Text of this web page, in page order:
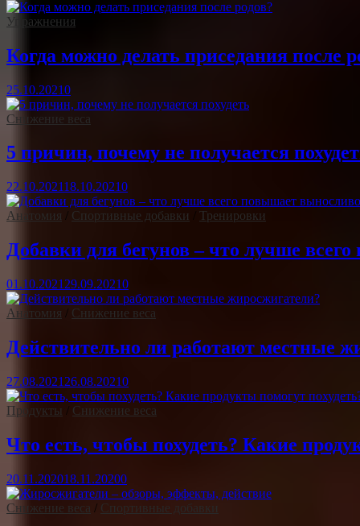
Упражнения
Когда можно делать приседания после
25.10.20210
Снижение веса
5 причин, почему не получается
22.10.202118.10.20210
Анатомия / Спортивные добавки Тренировки
Добавки для бегунов – что лучше
01.10.2021 29.09.20210
Анатомия / Снижение веса
Действительно ли работают местные
27.08.2021 26.08.20210
Продукты / Снижение веса
Что есть, чтобы похудеть? Какие
20.11.202018.11.20200
Снижение веса / Спортивные добавки